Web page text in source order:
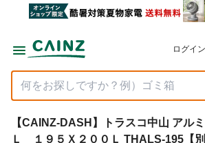
ログイ
【CAINZ-DASH】トラスコ中山 アル
Ｌ １９５Ｘ２００Ｌ THALS-195【別